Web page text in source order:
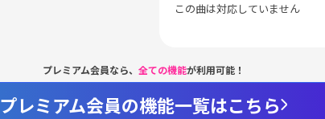
この曲は対応していません
プレミアム会員なら、 全ての機能が利用可能！
プレミアム会員の機能一覧はこちら